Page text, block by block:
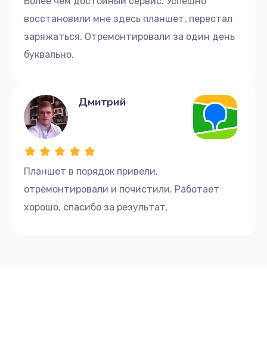
восстановили мне здесь планшет, перестал
заряжаться. Отремонтировали за один день
буквально.
Планшет в порядок привели,
отремонтировали и почистили. Работает
хорошо, спасибо за результат.
Дмитрий